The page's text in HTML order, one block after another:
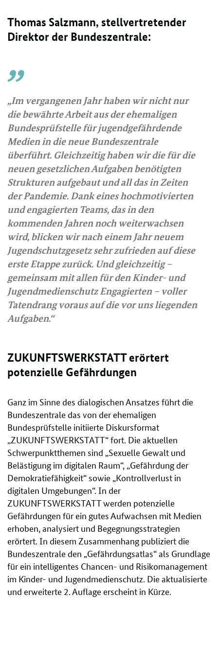
Thomas Salzmann, stellvertretender
Direktor der Bundeszentrale:
„Im vergangenen Jahr haben wir nicht nur
die bewährte Arbeit aus der ehemaligen
Bundesprüfstelle für jugendgefährdende
Medien in die neue Bundeszentrale
überführt. Gleichzeitig haben wir die für die
neuen gesetzlichen Aufgaben benötigten
Strukturen aufgebaut und all das in Zeiten
der Pandemie. Dank eines hochmotivierten
und engagierten Teams, das in den
kommenden Jahren noch weiterwachsen
wird, blicken wir nach einem Jahr neuem
Jugendschutzgesetz sehr zufrieden auf diese
erste Etappe zurück. Und gleichzeitig –
gemeinsam mit allen für den Kinder- und
Jugendmedienschutz Engagierten – voller
Tatendrang voraus auf die vor uns liegenden
Aufgaben.“
ZUKUNFTSWERKSTATT erörtert
potenzielle Gefährdungen
Ganz im Sinne des dialogischen Ansatzes führt die
Bundeszentrale das von der ehemaligen
Bundesprüfstelle initiierte Diskursformat
„ZUKUNFTSWERKSTATT“ fort. Die aktuellen
Schwerpunktthemen sind „Sexuelle Gewalt und
Belästigung im digitalen Raum“, „Gefährdung der
Demokratiefähigkeit“ sowie „Kontrollverlust in
digitalen Umgebungen“. In der
ZUKUNFTSWERKSTATT werden potenzielle
Gefährdungen für ein gutes Aufwachsen mit Medien
erhoben, analysiert und Begegnungsstrategien
erörtert. In diesem Zusammenhang publiziert die
Bundeszentrale den „Gefährdungsatlas“ als Grundlage
für ein intelligentes Chancen- und Risikomanagement
im Kinder- und Jugendmedienschutz. Die aktualisierte
und erweiterte 2. Auflage erscheint in Kürze.